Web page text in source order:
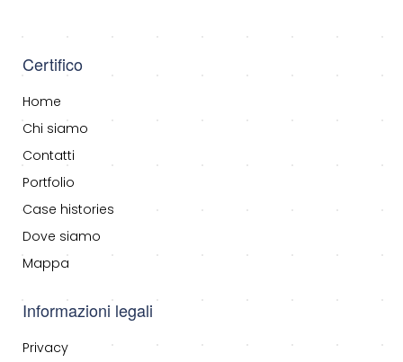
Certifico
Home
Chi siamo
Contatti
Portfolio
Case histories
Dove siamo
Mappa
Informazioni legali
Privacy